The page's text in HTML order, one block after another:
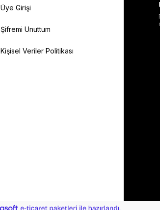
Üye Girişi
Şifremi Unuttum
Kişisel Veriler Politikası
ideasoft e-